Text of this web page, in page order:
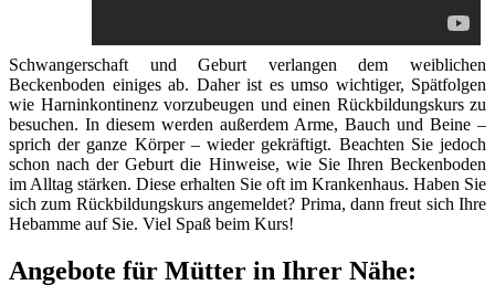
Schwangerschaft und Geburt verlangen dem weiblichen
Beckenboden einiges ab. Daher ist es umso wichtiger, Spätfolgen
wie Harninkontinenz vorzubeugen und einen Rückbildungskurs zu
besuchen. In diesem werden außerdem Arme, Bauch und Beine –
sprich der ganze Körper – wieder gekräftigt. Beachten Sie jedoch
schon nach der Geburt die Hinweise, wie Sie Ihren Beckenboden
im Alltag stärken. Diese erhalten Sie oft im Krankenhaus. Haben Sie
sich zum Rückbildungskurs angemeldet? Prima, dann freut sich Ihre
Hebamme auf Sie. Viel Spaß beim Kurs!
Angebote für Mütter in Ihrer Nähe: